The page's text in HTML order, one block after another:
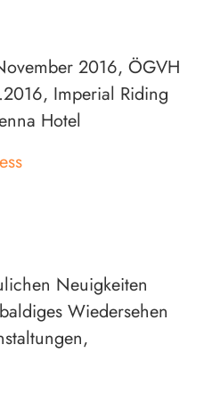
2016, ÖGVH
Imperial Riding
Hotel
Neuigkeiten
Wiedersehen